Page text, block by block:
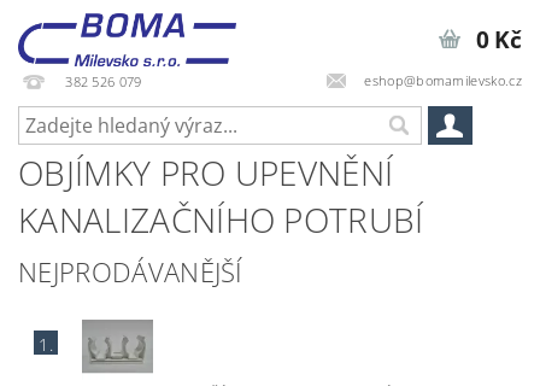
382 526 079 eshop@bomamilevsko.cz
0 Kč
OBJÍMKY PRO UPEVNĚNÍ
KANALIZAČNÍHO POTRUBÍ
NEJPRODÁVANĚJŠÍ
1.